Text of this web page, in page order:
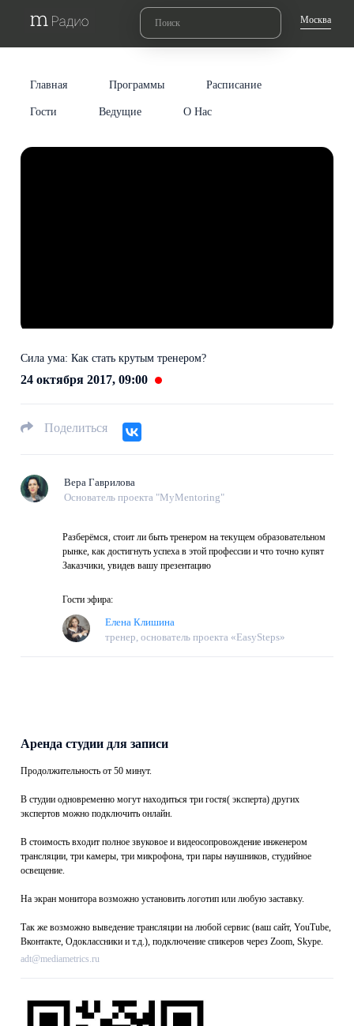
Москва
Главная Программы Расписание
Гости Ведущие О Нас
Сила ума: Как стать крутым тренером?
24 октября 2017, 09:00
Поделиться
Вера Гаврилова
Основатель проекта "MyMentoring"
Разберёмся, стоит ли быть тренером на текущем образовательном
рынке, как достигнуть успеха в этой профессии и что точно купят
Заказчики, увидев вашу презентацию
Гости эфира:
Елена Клишина
тренер, основатель проекта «EasySteps»
Аренда студии для записи
Продолжительность от 50 минут.
В студии одновременно могут находиться три гостя( эксперта) других
экспертов можно подключить онлайн.
В стоимость входит полное звуковое и видеосопровождение инженером
трансляции, три камеры, три микрофона, три пары наушников, студийное
освещение.
На экран монитора возможно установить логотип или любую заставку.
Так же возможно выведение трансляции на любой сервис (ваш сайт, YouTube,
Вконтакте, Одоклассники и т.д.), подключение спикеров через Zoom, Skype.
adt@mediametrics.ru